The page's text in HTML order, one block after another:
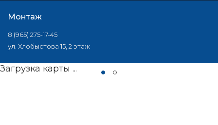
Монтаж
8 (965) 275-17-45
ул. Хлобыстова 15, 2 этаж
Загрузка карты ...